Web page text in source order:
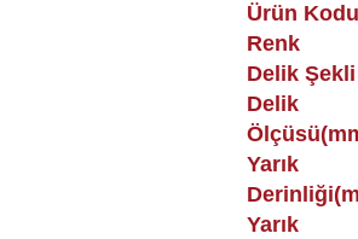
Ürün
Renk
Delik Şekli
Delik
Yarık
Yarık